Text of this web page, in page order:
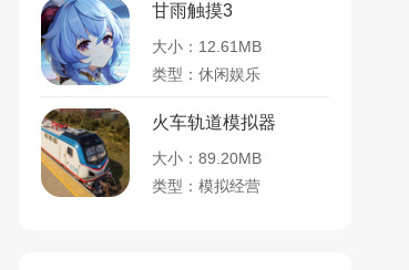
甘雨触摸3
大小：12.61MB
类型：休闲娱乐
火车轨道模拟器
大小：89.20MB
类型：模拟经营